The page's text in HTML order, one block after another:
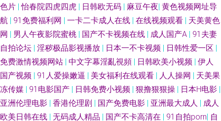
传媒视频免费在线看 黄总视频 欧美成人超踫AⅤ 无码欧美一区 91国产黑丝短
片 TS黑料吃瓜一区二区 97好色 91视屏专区 国模视频91 国产另类在线 97色
涩 国产欧美日韩激情 91上逼 91在线免费观看网站 日本六区精品导航在线
91九色国产在线 色五月婷婷免费福利 wwwav热 夜色邦福利网青青久 男人看
片网站AV www99肏 免费观看国产黄色网址 91丝袜视频国产 成人午夜无码
色片 |怡春院四虎四虎 | 日韩欧无码 | 麻豆午夜| 黄色视频网址导
航 | 91免费福利网 | 一卡二卡成人在线 | 在线视频观看 | 天美黄色
网 | 男人午夜影院蜜桃 | 国产不卡视频在线 | 成人国产A | 91夫妻
自拍论坛 | 淫秽极品影视播放 | 日本一不卡视频 | 日韩性爱一区 |
免费激情视频网站 | 中文字幕淫亂視頻 | 日韩欧美小视频 | 伊人
国产视频 | 91人爱操嫩逼 | 美女福利在线观看 | 人人操网 | 天美果
冻传媒 | 91电影国产 | 日韩免费小视频 | 狠撸狠狠操 | 日本H电影 |
亚洲伦理电影 | 香港伦理剧 | 国产免费电影 | 亚洲最大成人 | 成人
欧美日韩在线 | 无码成人精品 | 国产不卡高清在 | 91自拍porn| 自